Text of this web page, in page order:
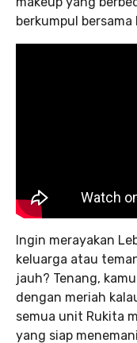
berkumpul bersama
Ingin merayakan
keluarga atau
jauh? Tenang,
dengan meriah
semua unit Rukita
yang siap